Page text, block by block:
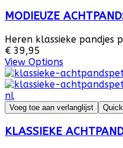
MODIEUZE
Heren klassieke
€ 39,95
View Options
Voeg toe aan verlanglijst
KLASSIEKE